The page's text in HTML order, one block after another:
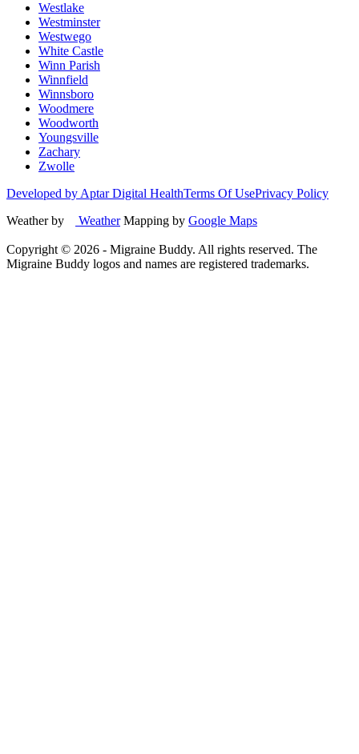
Westlake
Westminster
Westwego
White Castle
Winn Parish
Winnfield
Winnsboro
Woodmere
Woodworth
Youngsville
Zachary
Zwolle
Developed by Aptar Digital HealthTerms Of UsePrivacy Policy
Weather by
WeatherMapping by Google Maps
Copyright © 2026 - Migraine Buddy. All rights reserved. The
Migraine Buddy logos and names are registered trademarks.